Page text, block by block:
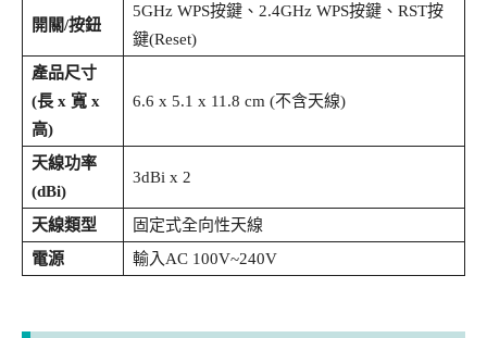
開關/按鈕
5GHz WPS按鍵、2.4GHz WPS按鍵、RST按
鍵(Reset)
產品尺寸
(長 x 寬 x
高)
6.6 x 5.1 x 11.8 cm (不含天線)
天線功率
(dBi)
3dBi x 2
天線類型
固定式全向性天線
電源
輸入AC 100V~240V